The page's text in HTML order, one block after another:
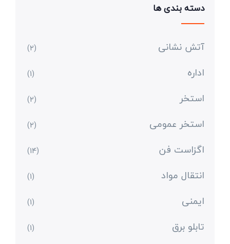
دسته بندی ها
آتش نشانی (2)
اداره (1)
استخر (2)
استخر عمومی (2)
اگزاست فن (14)
انتقال مواد (1)
ایمنی (1)
تابلو برق (1)